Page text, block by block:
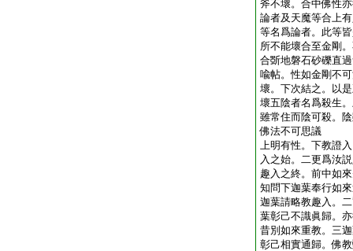
斧不壞。合中佛性
論者及天魔等合上
等名爲論者。此等
所不能壞合至金剛
合斲地磐石砂礫直
喩帖。性如金剛不
壞。下次結之。以
壞五陰者名爲殺生
雖常住而陰可殺。
佛法不可思議
上明有性。下教證
入之始。二更爲汝
趣入之終。前中如
知問下迦葉奉行如
迦葉請略教趣入。
葉彰己不識眞歸。
昔別如來重教。三
彰己相實通歸。佛